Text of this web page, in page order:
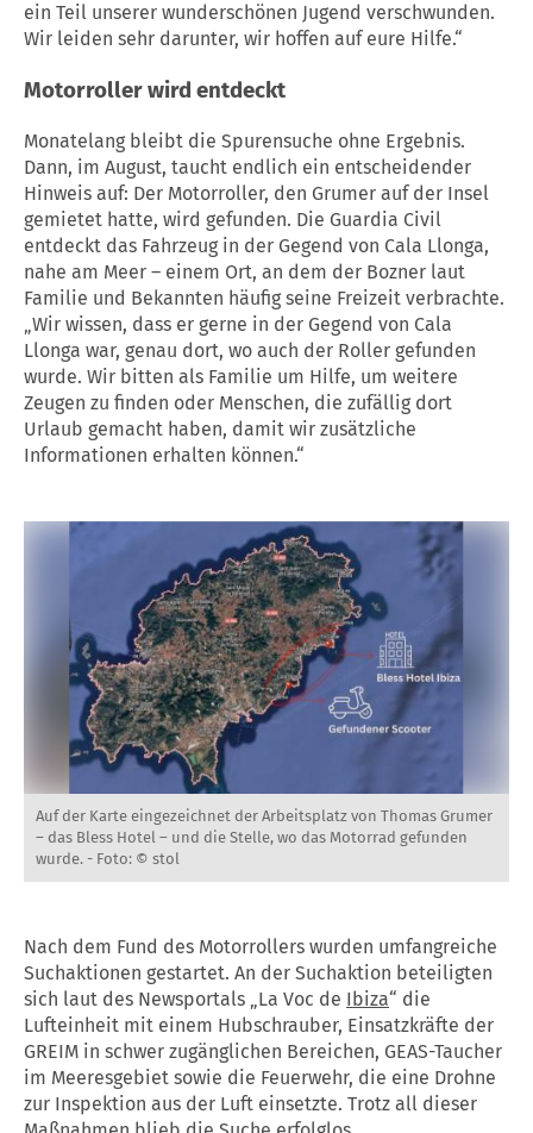
ein Teil unserer wunderschönen Jugend verschwunden.
Wir leiden sehr darunter, wir hoffen auf eure Hilfe.“
Motorroller wird entdeckt
Monatelang bleibt die Spurensuche ohne Ergebnis.
Dann, im August, taucht endlich ein entscheidender
Hinweis auf: Der Motorroller, den Grumer auf der Insel
gemietet hatte, wird gefunden. Die Guardia Civil
entdeckt das Fahrzeug in der Gegend von Cala Llonga,
nahe am Meer – einem Ort, an dem der Bozner laut
Familie und Bekannten häufig seine Freizeit verbrachte.
„Wir wissen, dass er gerne in der Gegend von Cala
Llonga war, genau dort, wo auch der Roller gefunden
wurde. Wir bitten als Familie um Hilfe, um weitere
Zeugen zu finden oder Menschen, die zufällig dort
Urlaub gemacht haben, damit wir zusätzliche
Informationen erhalten können.“
Auf der Karte eingezeichnet der Arbeitsplatz von Thomas Grumer
– das Bless Hotel – und die Stelle, wo das Motorrad gefunden
wurde. - Foto: © stol
Nach dem Fund des Motorrollers wurden umfangreiche
Suchaktionen gestartet. An der Suchaktion beteiligten
sich laut des Newsportals „La Voc de Ibiza“ die
Lufteinheit mit einem Hubschrauber, Einsatzkräfte der
GREIM in schwer zugänglichen Bereichen, GEAS-Taucher
im Meeresgebiet sowie die Feuerwehr, die eine Drohne
zur Inspektion aus der Luft einsetzte. Trotz all dieser